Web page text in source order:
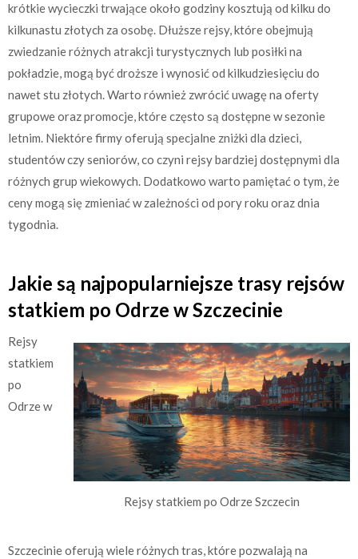
krótkie wycieczki trwające około godziny kosztują od kilku do
kilkunastu złotych za osobę. Dłuższe rejsy, które obejmują
zwiedzanie różnych atrakcji turystycznych lub posiłki na
pokładzie, mogą być droższe i wynosić od kilkudziesięciu do
nawet stu złotych. Warto również zwrócić uwagę na oferty
grupowe oraz promocje, które często są dostępne w sezonie
letnim. Niektóre firmy oferują specjalne zniżki dla dzieci,
studentów czy seniorów, co czyni rejsy bardziej dostępnymi dla
różnych grup wiekowych. Dodatkowo warto pamiętać o tym, że
ceny mogą się zmieniać w zależności od pory roku oraz dnia
tygodnia.
Jakie są najpopularniejsze trasy rejsów
statkiem po Odrze w Szczecinie
Rejsy statkiem po Odrze Szczecin
Rejsy
statkiem
po
Odrze w
Szczecinie oferują wiele różnych tras, które pozwalają na